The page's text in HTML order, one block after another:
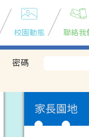
校園動態 聯絡我
密碼
家長園地